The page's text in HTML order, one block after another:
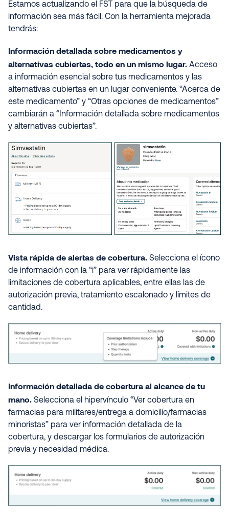
Estamos actualizando el FST para que la búsqueda de
información sea más fácil. Con la herramienta mejorada
tendrás:
Información detallada sobre medicamentos y
alternativas cubiertas, todo en un mismo lugar. Acceso
a información esencial sobre tus medicamentos y las
alternativas cubiertas en un lugar conveniente. “Acerca de
este medicamento” y “Otras opciones de medicamentos”
cambiarán a “Información detallada sobre medicamentos
y alternativas cubiertas”.
Vista rápida de alertas de cobertura. Selecciona el ícono
de información con la “i” para ver rápidamente las
limitaciones de cobertura aplicables, entre ellas las de
autorización previa, tratamiento escalonado y límites de
cantidad.
Información detallada de cobertura al alcance de tu
mano. Selecciona el hipervínculo “Ver cobertura en
farmacias para militares/entrega a domicilio/farmacias
minoristas” para ver información detallada de la
cobertura, y descargar los formularios de autorización
previa y necesidad médica.